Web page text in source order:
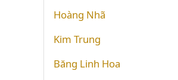
Hoàng Nhã
Kim Trung
Băng Linh Hoa